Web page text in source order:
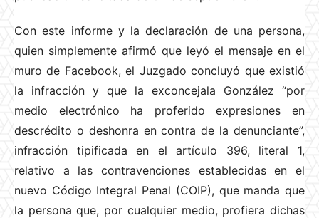
Con este informe y la declaración de una persona,
quien simplemente afirmó que leyó el mensaje en el
muro de Facebook, el Juzgado concluyó que existió
la infracción y que la exconcejala González “por
medio electrónico ha proferido expresiones en
descrédito o deshonra en contra de la denunciante”,
infracción tipificada en el artículo 396, literal 1,
relativo a las contravenciones establecidas en el
nuevo Código Integral Penal (COIP), que manda que
la persona que, por cualquier medio, profiera dichas